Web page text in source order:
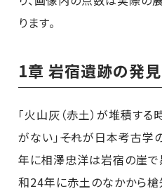
ります。
1章 岩宿遺跡の発
「火山灰（赤土）が堆積す
がない」――それが日本考古
年に相澤忠洋は岩宿の崖で
和24年に赤土のなかから